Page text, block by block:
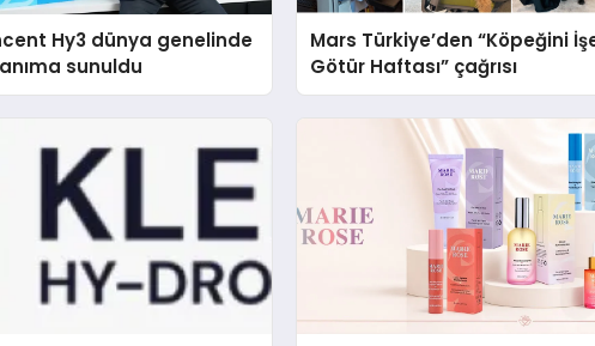
Hy3 dünya genelinde
sunuldu
Mars Türkiye’den “Köpeğini
Götür Haftası” çağrısı